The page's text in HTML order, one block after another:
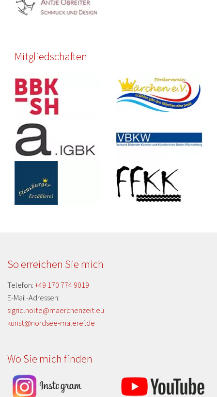
Mitgliedschaften
So erreichen Sie mich
Telefon: +49 170 774 9019
E-Mail-Adressen:
sigrid.nolte@maerchenzeit.eu
kunst@nordsee-malerei.de
Wo Sie mich finden